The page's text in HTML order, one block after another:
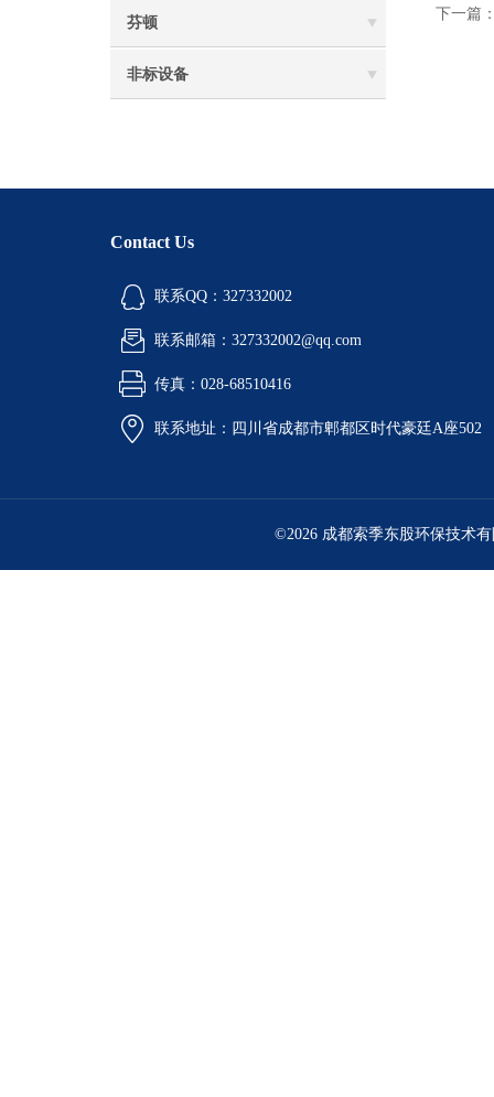
芬顿
非标设备
下一篇
Contact Us
联系QQ：327332002
联系邮箱：327332002@qq.com
传真：028-68510416
联系地址：四川省成都市郫都区时代豪廷A座502
©2026 成都索季东股环保技术